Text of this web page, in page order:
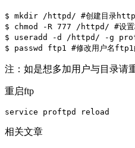
$ mkdir /httpd/ #创建目录
$ chmod -R 777 /httpd/ #设置
$ useradd -d /httpd/ -g
$ passwd ftp1 #修改用户名ftp1
注：如是想多加用户与目录请
重启ftp
service proftpd reload
相关文章